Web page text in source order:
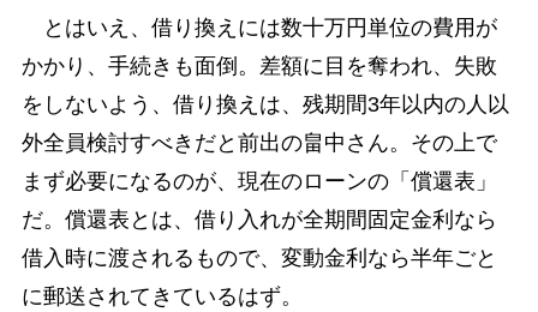
とはいえ、借り換えには数十万円単位の費用が
かかり、手続きも面倒。差額に目を奪われ、失敗
をしないよう、借り換えは、残期間3年以内の人以
外全員検討すべきだと前出の畠中さん。その上で
まず必要になるのが、現在のローンの「償還表」
だ。償還表とは、借り入れが全期間固定金利なら
借入時に渡されるもので、変動金利なら半年ごと
に郵送されてきているはず。